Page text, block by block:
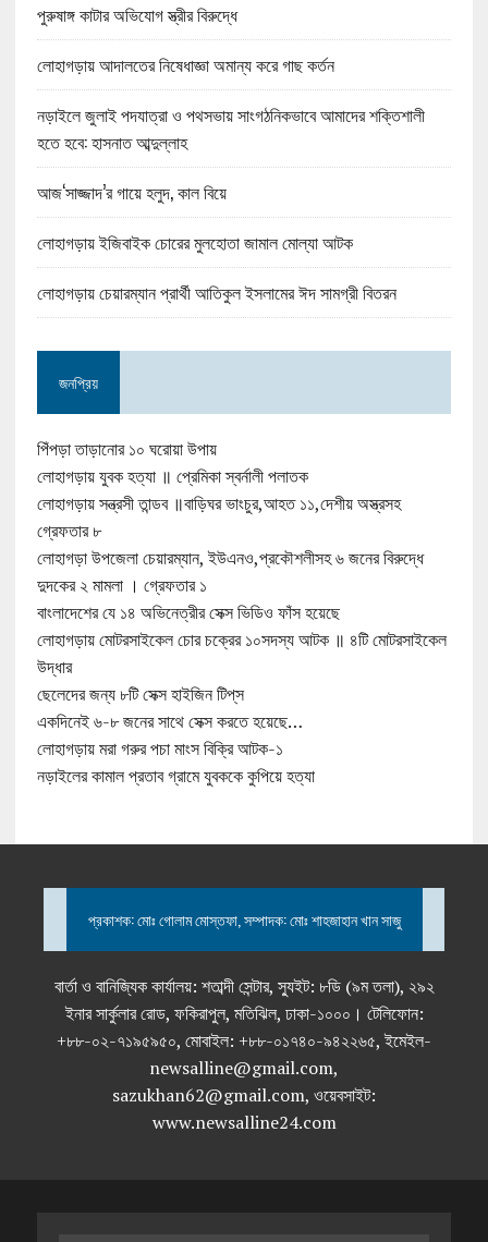
পুরুষাঙ্গ কাটার অভিযোগ স্ত্রীর বিরুদ্ধে
লোহাগড়ায় আদালতের নিষেধাজ্ঞা অমান্য করে গাছ কর্তন
নড়াইলে জুলাই পদযাত্রা ও পথসভায় সাংগঠনিকভাবে আমাদের শক্তিশালী
হতে হবে: হাসনাত আব্দুল্লাহ
আজ‘সাজ্জাদ’র গায়ে হলুদ, কাল বিয়ে
লোহাগড়ায় ইজিবাইক চোরের মুলহোতা জামাল মোল্যা আটক
লোহাগড়ায় চেয়ারম্যান প্রার্থী আতিকুল ইসলামের ঈদ সামগ্রী বিতরন
জনপ্রিয়
পিঁপড়া তাড়ানোর ১০ ঘরোয়া উপায়
লোহাগড়ায় যুবক হত্যা ॥ প্রেমিকা স্বর্নালী পলাতক
লোহাগড়ায় সন্ত্রসী তান্ডব ॥বাড়িঘর ভাংচুর,আহত ১১,দেশীয় অস্ত্রসহ
গ্রেফতার ৮
লোহাগড়া উপজেলা চেয়ারম্যান, ইউএনও,প্রকৌশলীসহ ৬ জনের বিরুদ্ধে
দুদকের ২ মামলা । গ্রেফতার ১
বাংলাদেশের যে ১৪ অভিনেত্রীর সেক্স ভিডিও ফাঁস হয়েছে
লোহাগড়ায় মোটরসাইকেল চোর চক্রের ১০সদস্য আটক ॥ ৪টি মোটরসাইকেল
উদ্ধার
ছেলেদের জন্য ৮টি সেক্স হাইজিন টিপ্‌স
একদিনেই ৬-৮ জনের সাথে সেক্স করতে হয়েছে…
লোহাগড়ায় মরা গরুর পচা মাংস বিক্রি আটক-১
নড়াইলের কামাল প্রতাব গ্রামে যুবককে কুপিয়ে হত্যা
প্রকাশক: মোঃ গোলাম মোস্তফা, সম্পাদক: মোঃ শাহজাহান খান সাজু
বার্তা ও বানিজ্যিক কার্যালয়: শতাব্দী সেন্টার, স্যুইট: ৮ডি (৯ম তলা), ২৯২
ইনার সার্কুলার রোড, ফকিরাপুল, মতিঝিল, ঢাকা-১০০০। টেলিফোন:
+৮৮-০২-৭১৯৫৯৫০, মোবাইল: +৮৮-০১৭৪০-৯৪২২৬৫, ইমেইল-
newsalline@gmail.com,
sazukhan62@gmail.com, ওয়েবসাইট:
www.newsalline24.com